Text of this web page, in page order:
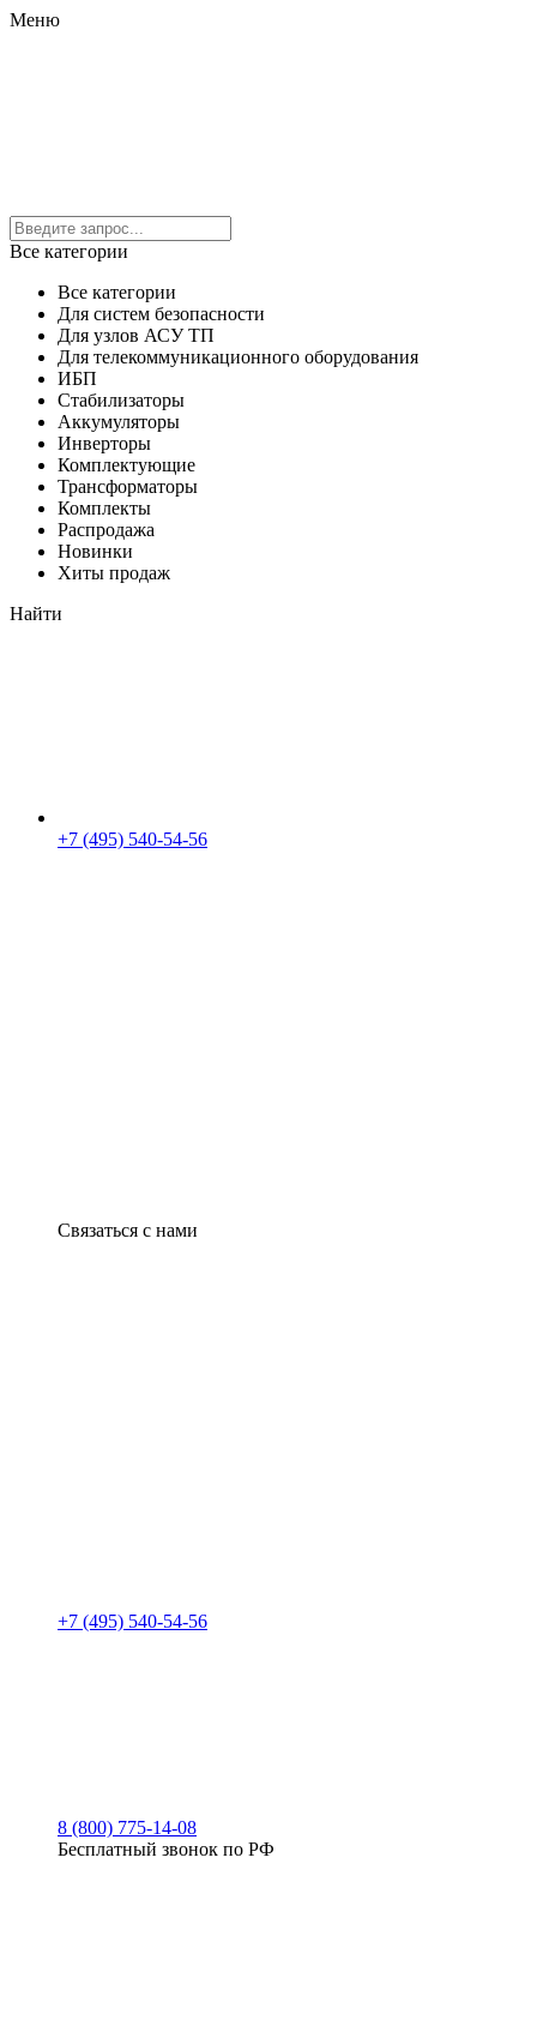
Меню
Все категории
Все категории
Для систем безопасности
Для узлов АСУ ТП
Для телекоммуникационного оборудования
ИБП
Стабилизаторы
Аккумуляторы
Инверторы
Комплектующие
Трансформаторы
Комплекты
Распродажа
Новинки
Хиты продаж
Найти
+7 (495) 540-54-56
Связаться с нами
+7 (495) 540-54-56
8 (800) 775-14-08
Бесплатный звонок по РФ